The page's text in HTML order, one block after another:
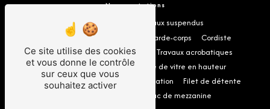
Nos prestations
Hamac suspendu
Travaux suspendus
Travaux accès difficiles
Filet garde-corps
Cordiste
Filet en corde
Filet suspendu
Travaux acrobatiques
Filet pour terrasse
Nettoyage de vitre en hauteur
Alpiniste du bâtiment
Filet d'habitation
Filet de détente
Hamac de mezzanine
Ce site utilise des cookies
et vous donne le contrôle
sur ceux que vous
souhaitez activer